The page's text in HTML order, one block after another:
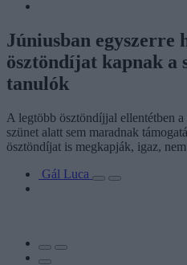
Júniusban egyszerre
ösztöndíjat kapnak a
tanulók
A legtöbb ösztöndíjjal ellentétben
szünet alatt sem maradnak
ösztöndíjat is megkapják, igaz,
Gál Luca